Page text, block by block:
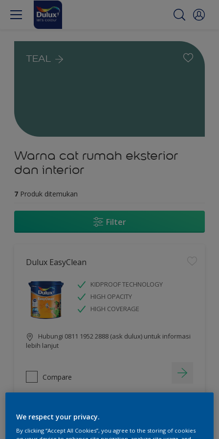
TEAL
Warna cat rumah eksterior
dan interior
7 Produk ditemukan
Filter
Dulux EasyClean
KIDPROOF TECHNOLOGY
HIGH OPACITY
HIGH COVERAGE
Hubungi 0811 1952 2888 (ask dulux) untuk informasi
lebih lanjut
Compare
We respect your privacy.
By clicking “Accept All Cookies”, you agree to the storing of cookies